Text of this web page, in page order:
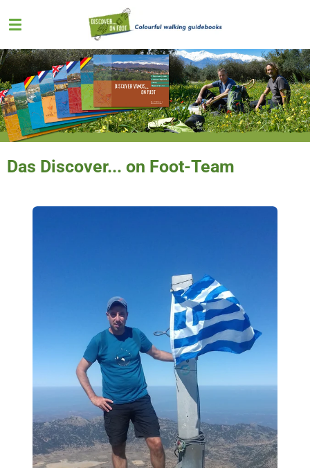
Hauptinhalt
springen
Das Discover... on Foot-Team